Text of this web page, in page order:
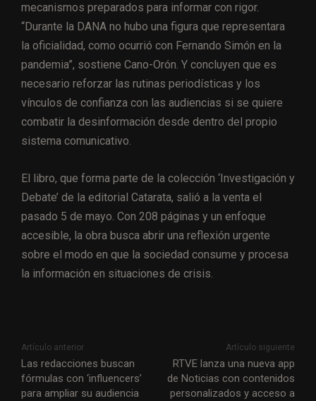
mecanismos preparados para informar con rigor.
“Durante la DANA no hubo una figura que representara
la oficialidad, como ocurrió con Fernando Simón en la
pandemia”, sostiene Cano-Orón. Y concluyen que es
necesario reforzar las rutinas periodísticas y los
vínculos de confianza con las audiencias si se quiere
combatir la desinformación desde dentro del propio
sistema comunicativo.
El libro, que forma parte de la colección ‘Investigación y
Debate’ de la editorial Catarata, salió a la venta el
pasado 5 de mayo. Con 208 páginas y un enfoque
accesible, la obra busca abrir una reflexión urgente
sobre el modo en que la sociedad consume y procesa
la información en situaciones de crisis.
Artículo anterior
Las redacciones buscan
fórmulas con ‘influencers’
para ampliar su audiencia
Artículo siguiente
RTVE lanza una nueva app
de Noticias con contenidos
personalizados y acceso a